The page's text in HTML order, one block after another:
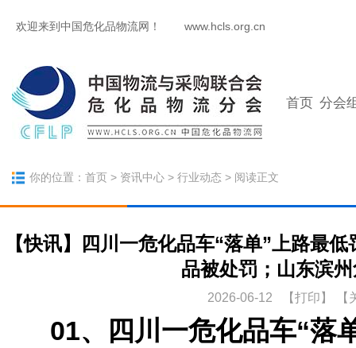
欢迎来到中国危化品物流网！ www.hcls.org.cn
首页 分会
你的位置： 首页 > 资讯中心 > 行业动态 > 阅读正文
【快讯】四川一危化品车“落单”上路最
品被处罚；山东滨
2026-06-12 【打印 】
01、四川一危化品车“落